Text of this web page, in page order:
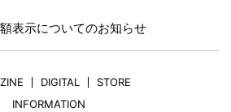
表示についてのお知らせ
DIGITAL
STORE
INFORMATION